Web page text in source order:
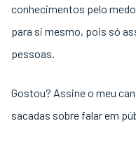
conhecimentos pelo
para si mesmo, pois só
pessoas.
Gostou? Assine o meu
sacadas sobre falar em